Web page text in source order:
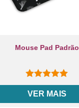
Mouse Pad Padrão
0out of 5
VER MAIS